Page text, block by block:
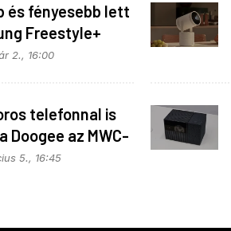
és fényesebb lett
Freestyle+
2., 16:00
telefonnal is
Doogee az MWC-
5., 16:45